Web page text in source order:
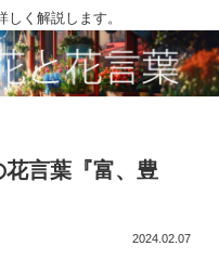
く解説します。
花言葉『富、豊
2024.02.07